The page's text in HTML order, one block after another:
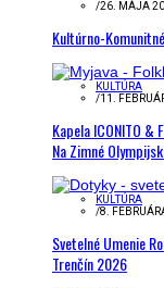
/26. MÁJA
Kultúrno-
KULTÚRA
/11.
Kapela ICONITO &
Na Zimné
KULTÚRA
/8.
Svetelné Umenie
Trenčín 2026